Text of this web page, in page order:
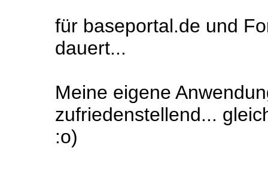
für baseportal.de und
dauert...
Meine eigene
zufriedenstellend...
:o)